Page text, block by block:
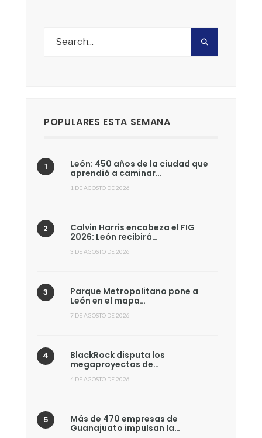
POPULARES ESTA SEMANA
León: 450 años de la ciudad que
aprendió a caminar…
1 DE AGOSTO DE 2026
Calvin Harris encabeza el FIG
2026: León recibirá…
3 DE AGOSTO DE 2026
Parque Metropolitano pone a
León en el mapa…
7 DE AGOSTO DE 2026
BlackRock disputa los
megaproyectos de…
4 DE AGOSTO DE 2026
Más de 470 empresas de
Guanajuato impulsan la…